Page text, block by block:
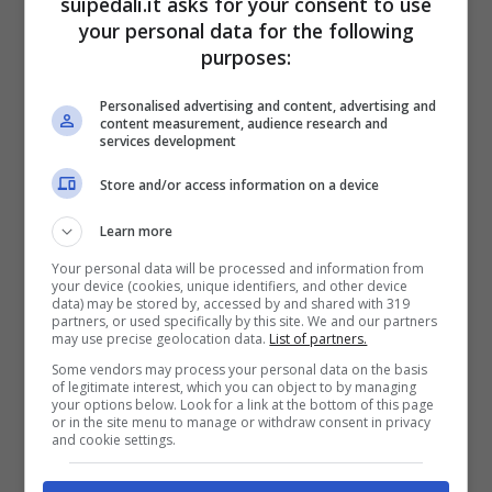
geometrie, inclusa la lunghezza del fodero
basso, sia studiato per la specifica taglia di
ogni telaio, così da garantire a tutti i ciclisti di
ottenere le stesse prestazioni.
Cannondale Moterra SL – Foto credits Cannondale media
A spingere la nuova e-bike, poi, c’è una
your personal data for the following
purposes:
Personalised advertising and content, advertising and
content measurement, audience research and
services development
Store and/or access information on a device
Learn more
Your personal data will be processed and information from
your device (cookies, unique identifiers, and other device
data) may be stored by, accessed by and shared with 319
partners, or used specifically by this site. We and our partners
may use precise geolocation data. List of partners.
Some vendors may process your personal data on the basis
of legitimate interest, which you can object to by managing
your options below. Look for a link at the bottom of this page
or in the site menu to manage or withdraw consent in privacy
and cookie settings.